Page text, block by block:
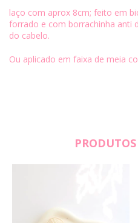
laço com aprox 8cm; feito em
forrado e com borrachinha anti
do cabelo.
Ou aplicado em faixa de meia